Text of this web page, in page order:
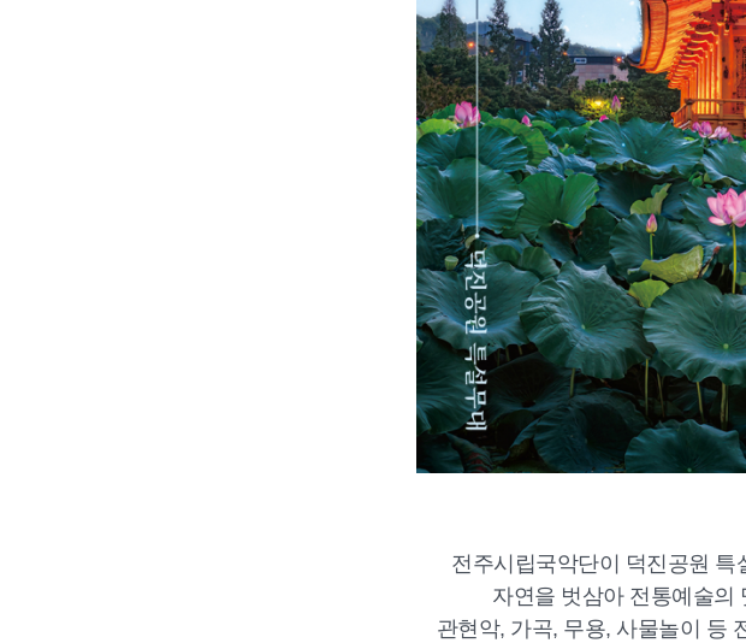
전주시립국악단이 덕진공원 특
자연을 벗삼아 전통예술의
관현악, 가곡, 무용, 사물놀이 등